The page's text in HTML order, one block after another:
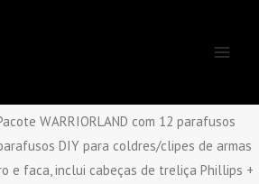
WARRIORLAND com 12 parafusos
DIY para coldres/clipes de armas
e faca, inclui cabeças de treliça Phillips +